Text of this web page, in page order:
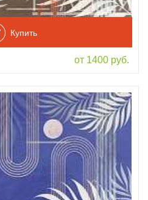
Купить
от 1400 руб.